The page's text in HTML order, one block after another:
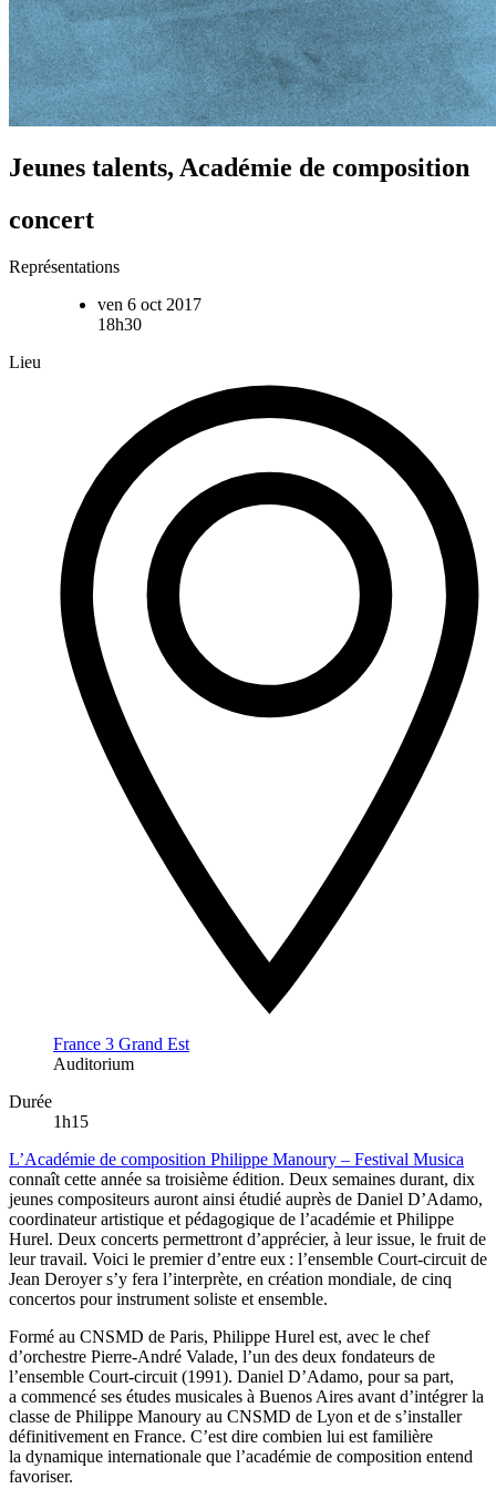
Jeunes talents, Académie de composition
concert
Représentations
ven 6 oct 2017
18h30
Lieu
France 3 Grand Est
Auditorium
Durée
1h15
L’Académie de composition Philippe Manoury – Festival Musica
connaît cette année sa troisième édition. Deux semaines durant, dix
jeunes compositeurs auront ainsi étudié auprès de Daniel D’Adamo,
coordinateur artistique et pédagogique de l’académie et Philippe
Hurel. Deux concerts permettront d’apprécier, à leur issue, le fruit de
leur travail. Voici le premier d’entre eux : l’ensemble Court-circuit de
Jean Deroyer s’y fera l’interprète, en création mondiale, de cinq
concertos pour instrument soliste et ensemble.
Formé au CNSMD de Paris, Philippe Hurel est, avec le chef
d’orchestre Pierre-André Valade, l’un des deux fondateurs de
l’ensemble Court-circuit (1991). Daniel D’Adamo, pour sa part,
a commencé ses études musicales à Buenos Aires avant d’intégrer la
classe de Philippe Manoury au CNSMD de Lyon et de s’installer
définitivement en France. C’est dire combien lui est familière
la dynamique internationale que l’académie de composition entend
favoriser.